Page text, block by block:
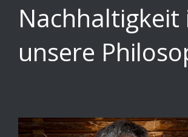
Nachhaltigkeit
unsere